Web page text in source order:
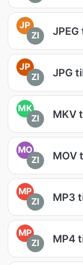
JP
ZI
JPEG
JP
ZI
JPG
MK
ZI
MKV
MO
ZI
MOV
MP
ZI
MP3
MP
ZI
MP4